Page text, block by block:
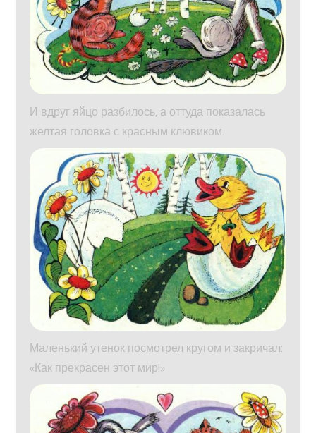
И вдруг яйцо разбилось, а оттуда показалась
желтая головка с красным клювиком.
Маленький утенок посмотрел кругом и закричал:
«Как прекрасен этот мир!»